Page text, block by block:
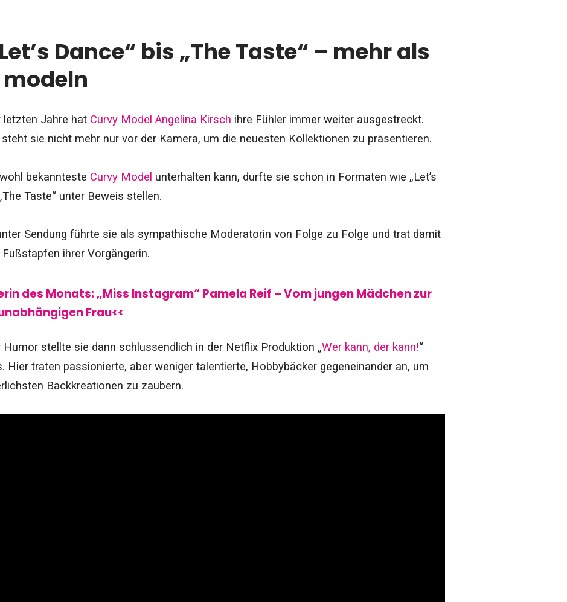
Dance“ bis „The Taste“ – mehr als
modeln
letzten Jahre hat Curvy Model Angelina Kirsch ihre Fühler immer weiter ausgestreckt.
sie nicht mehr nur vor der Kamera, um die neuesten Kollektionen zu präsentieren.
bekannteste Curvy Model unterhalten kann, durfte sie schon in Formaten wie „Let’s
Taste“ unter Beweis stellen.
Sendung führte sie als sympathische Moderatorin von Folge zu Folge und trat damit
ihrer Vorgängerin.
des Monats: „Miss Instagram“ Pamela Reif – Vom jungen Mädchen zur
Frau<<
Humor stellte sie dann schlussendlich in der Netflix Produktion „Wer kann, der kann!“
Hier traten passionierte, aber weniger talentierte, Hobbybäcker gegeneinander an, um
Backkreationen zu zaubern.